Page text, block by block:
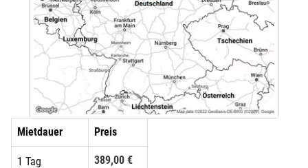
Mietdauer Preis
1 Tag 389,00 €